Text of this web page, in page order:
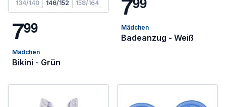
134/140 146/152 158/164
799
Mädchen
Bikini - Grün
Mädchen
Badeanzug - Weiß